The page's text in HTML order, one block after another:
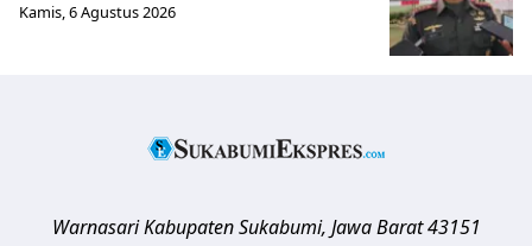
Kamis, 6 Agustus 2026
Warnasari Kabupaten Sukabumi, Jawa Barat 43151